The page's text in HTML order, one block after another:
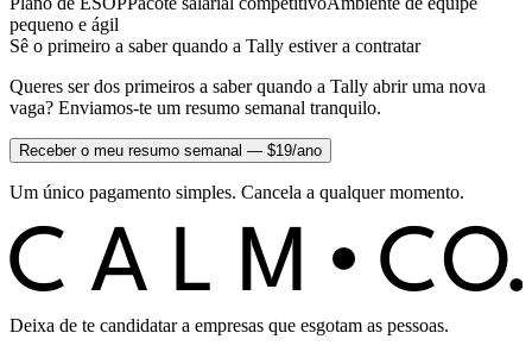
pequeno e ágil
Sê o primeiro a saber quando a Tally estiver a contratar
Queres ser dos primeiros a saber quando a Tally abrir uma nova
vaga? Enviamos-te um resumo semanal tranquilo.
Receber o meu resumo semanal — $19/ano
Um único pagamento simples. Cancela a qualquer momento.
C ALM C O.
Deixa de te candidatar a empresas que esgotam as pessoas.